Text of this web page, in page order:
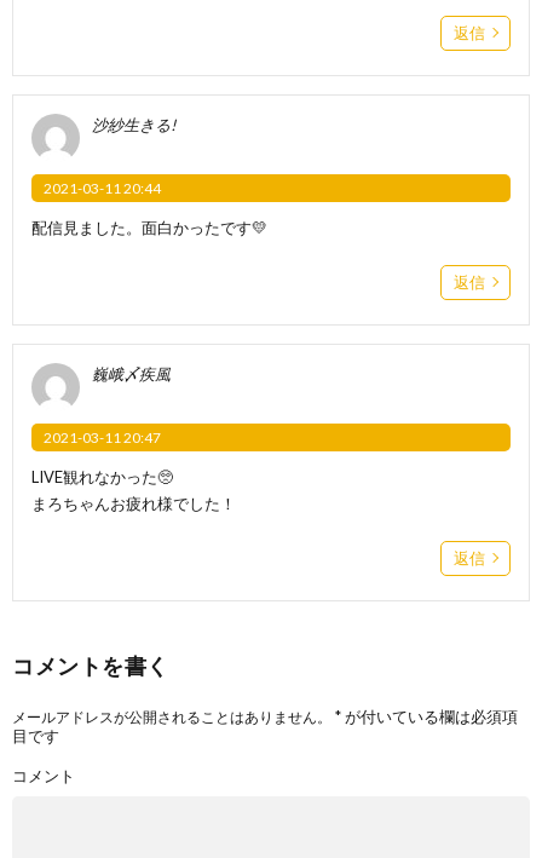
返信
沙紗生きる!
2021-03-11 20:44
配信見ました。面白かったです💛
返信
巍峨〆疾風
2021-03-11 20:47
LIVE観れなかった🥺
まろちゃんお疲れ様でした！
返信
コメントを書く
メールアドレスが公開されることはありません。 *が付いている欄は必須項
目です
コメント